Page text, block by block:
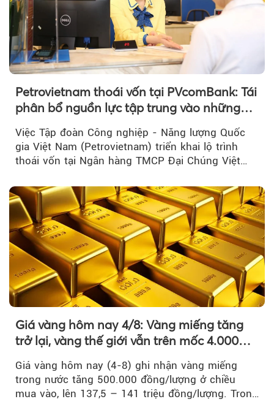
Petrovietnam thoái vốn tại PVcomBank: Tái
phân bổ nguồn lực tập trung vào những
Việc Tập đoàn Công nghiệp - Năng lượng Quốc
gia Việt Nam (Petrovietnam) triển khai lộ trình
thoái vốn tại Ngân hàng TMCP Đại Chúng Việt
Giá vàng hôm nay 4/8: Vàng miếng tăng
trở lại, vàng thế giới vẫn trên mốc 4.000
Giá vàng hôm nay (4-8) ghi nhận vàng miếng
trong nước tăng 500.000 đồng/lượng ở chiều
mua vào, lên 137,5 – 141 triệu đồng/lượng. Trong